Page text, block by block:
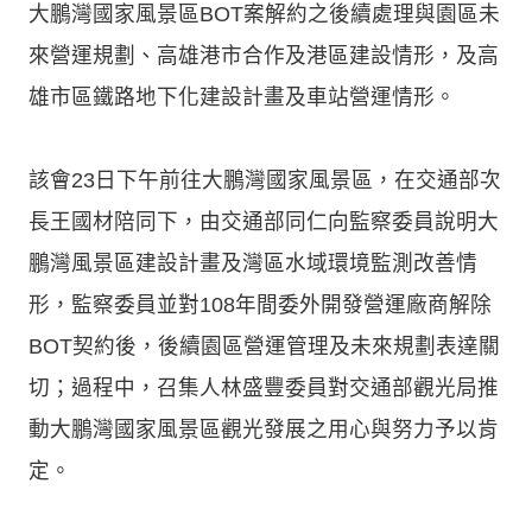
大鵬灣國家風景區BOT案解約之後續處理與園區未
來營運規劃、高雄港市合作及港區建設情形，及高
雄市區鐵路地下化建設計畫及車站營運情形。
該會23日下午前往大鵬灣國家風景區，在交通部次
長王國材陪同下，由交通部同仁向監察委員說明大
鵬灣風景區建設計畫及灣區水域環境監測改善情
形，監察委員並對108年間委外開發營運廠商解除
BOT契約後，後續園區營運管理及未來規劃表達關
切；過程中，召集人林盛豐委員對交通部觀光局推
動大鵬灣國家風景區觀光發展之用心與努力予以肯
定。